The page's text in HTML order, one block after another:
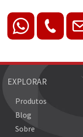
EXPLORAR
Produtos
Blog
Sobre